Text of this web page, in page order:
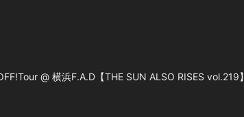
@ 横浜F.A.D【THE SUN ALSO RISES vol.219】